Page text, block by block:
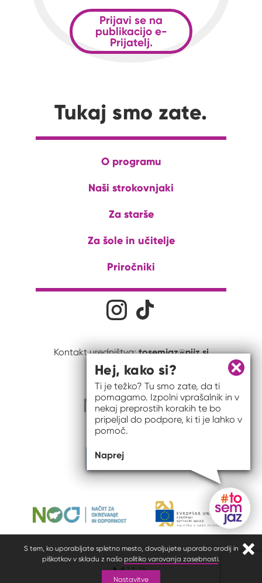
S tem, ko uporabljate spletno mesto, dovoljujete uporabo orodij in
piškotkov v skladu z našo politiko varovanja zasebnosti.
Nastavitve
Prijavi se na
publikacijo e-
Prijatelj.
Tukaj smo zate.
O programu
Naši strokovnjaki
Za starše
Za šole in učitelje
Priročniki
Družabna omrežjaNa naš Instagram profil
Kontakt uredništva:tosemjaz@nijz.si
Gumb
Zapri
Hej, kako si?
Ti je težko? Tu smo zate, da ti
pomagamo. Izpolni vprašalnik in v
nekaj preprostih korakih te bo
pripeljal do podpore, ki ti je lahko v
pomoč.
Naprej